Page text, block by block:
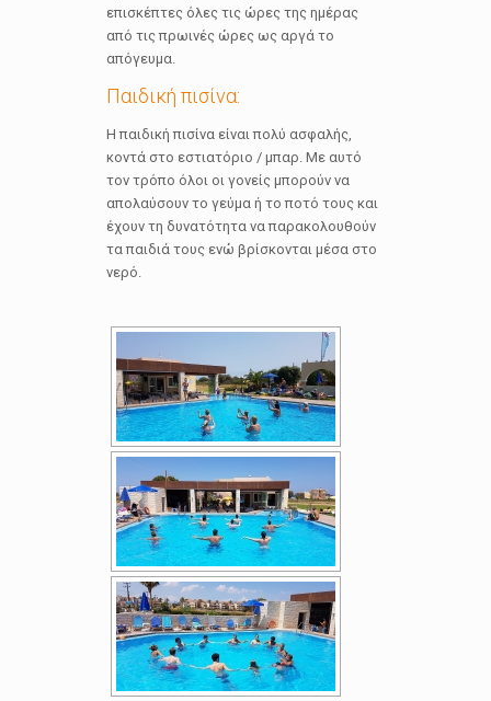
επισκέπτες όλες τις ώρες της ημέρας
από τις πρωινές ώρες ως αργά το
απόγευμα.
Παιδική πισίνα:
Η παιδική πισίνα είναι πολύ ασφαλής,
κοντά στο εστιατόριο / μπαρ. Με αυτό
τον τρόπο όλοι οι γονείς μπορούν να
απολαύσουν το γεύμα ή το ποτό τους και
έχουν τη δυνατότητα να παρακολουθούν
τα παιδιά τους ενώ βρίσκονται μέσα στο
νερό.